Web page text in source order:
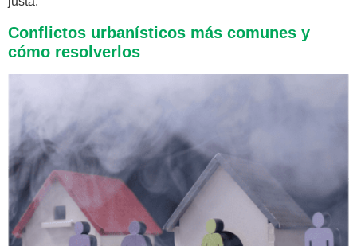
Conflictos urbanísticos más comunes y
cómo resolverlos